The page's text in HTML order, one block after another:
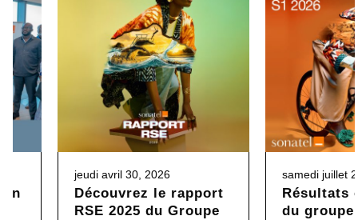
jeudi avril 30, 2026
Découvrez le rapport
RSE 2025 du Groupe
samedi juillet
Résultats
du groupe